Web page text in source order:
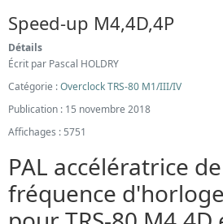
Speed-up M4,4D,4P
Détails
Écrit par Pascal HOLDRY
Catégorie :Overclock TRS-80 M1/III/IV
Publication : 15 novembre 2018
Affichages : 5751
PAL accélératrice
fréquence